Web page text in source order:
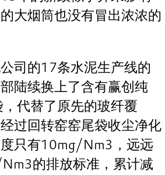
大烟筒也没有冒出浓浓的
司的17条水泥生产线的
陆续换上了含有赢创纯
代替了原先的玻纤覆
过回转窑窑尾袋收尘净化
只有10mg/Nm3，远远
的排放标准，累计减